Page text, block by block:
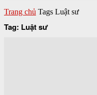
Trang chủ Tags Luật sư
Tag: Luật sư